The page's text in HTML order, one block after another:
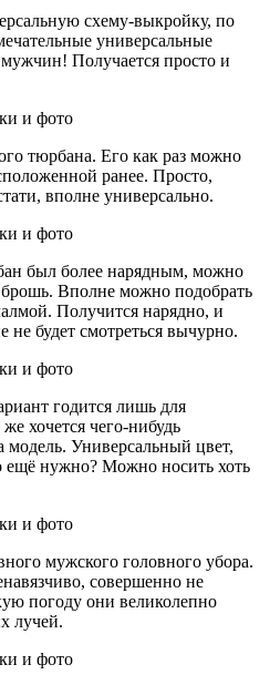
схему-выкройку, по
универсальные
Получается просто и
тюрбана. Его как раз можно
ранее. Просто,
вполне универсально.
был более нарядным, можно
Вполне можно подобрать
Получится нарядно, и
не будет смотреться вычурно.
годится лишь для
хочется чего-нибудь
модель. Универсальный цвет,
ещё нужно? Можно носить хоть
мужского головного убора.
совершенно не
погоду они великолепно
лучей.